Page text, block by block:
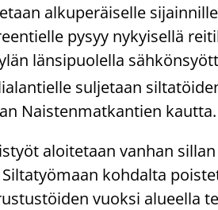
al­ku­pe­räi­sel­le
pysyy ny­kyi­sel­lä
län­si­puo­lel­la
sul­je­taan
Nais­ten­mat­kan­tien kaut­ta.
aloi­te­taan van­han
koh­dal­ta
vuok­si alu­eel­la